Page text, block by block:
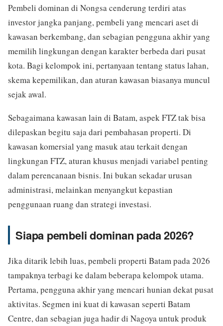
Pembeli dominan di Nongsa cenderung terdiri atas
investor jangka panjang, pembeli yang mencari aset di
kawasan berkembang, dan sebagian pengguna akhir yang
memilih lingkungan dengan karakter berbeda dari pusat
kota. Bagi kelompok ini, pertanyaan tentang status lahan,
skema kepemilikan, dan aturan kawasan biasanya muncul
sejak awal.
Sebagaimana kawasan lain di Batam, aspek FTZ tak bisa
dilepaskan begitu saja dari pembahasan properti. Di
kawasan komersial yang masuk atau terkait dengan
lingkungan FTZ, aturan khusus menjadi variabel penting
dalam perencanaan bisnis. Ini bukan sekadar urusan
administrasi, melainkan menyangkut kepastian
penggunaan ruang dan strategi investasi.
Siapa pembeli dominan pada 2026?
Jika ditarik lebih luas, pembeli properti Batam pada 2026
tampaknya terbagi ke dalam beberapa kelompok utama.
Pertama, pengguna akhir yang mencari hunian dekat pusat
aktivitas. Segmen ini kuat di kawasan seperti Batam
Centre, dan sebagian juga hadir di Nagoya untuk produk